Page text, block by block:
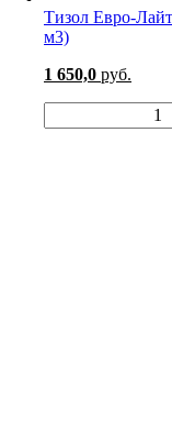
Тизол Евро-
м3)
1 650,0 руб.